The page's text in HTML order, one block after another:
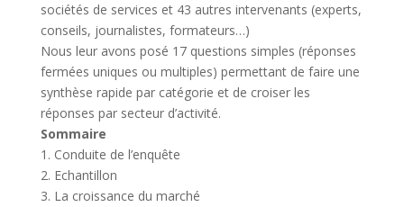
sociétés de services et 43 autres intervenants (experts,
conseils, journalistes, formateurs…)
Nous leur avons posé 17 questions simples (réponses
fermées uniques ou multiples) permettant de faire une
synthèse rapide par catégorie et de croiser les
réponses par secteur d’activité.
Sommaire
1. Conduite de l’enquête
2. Echantillon
3. La croissance du marché